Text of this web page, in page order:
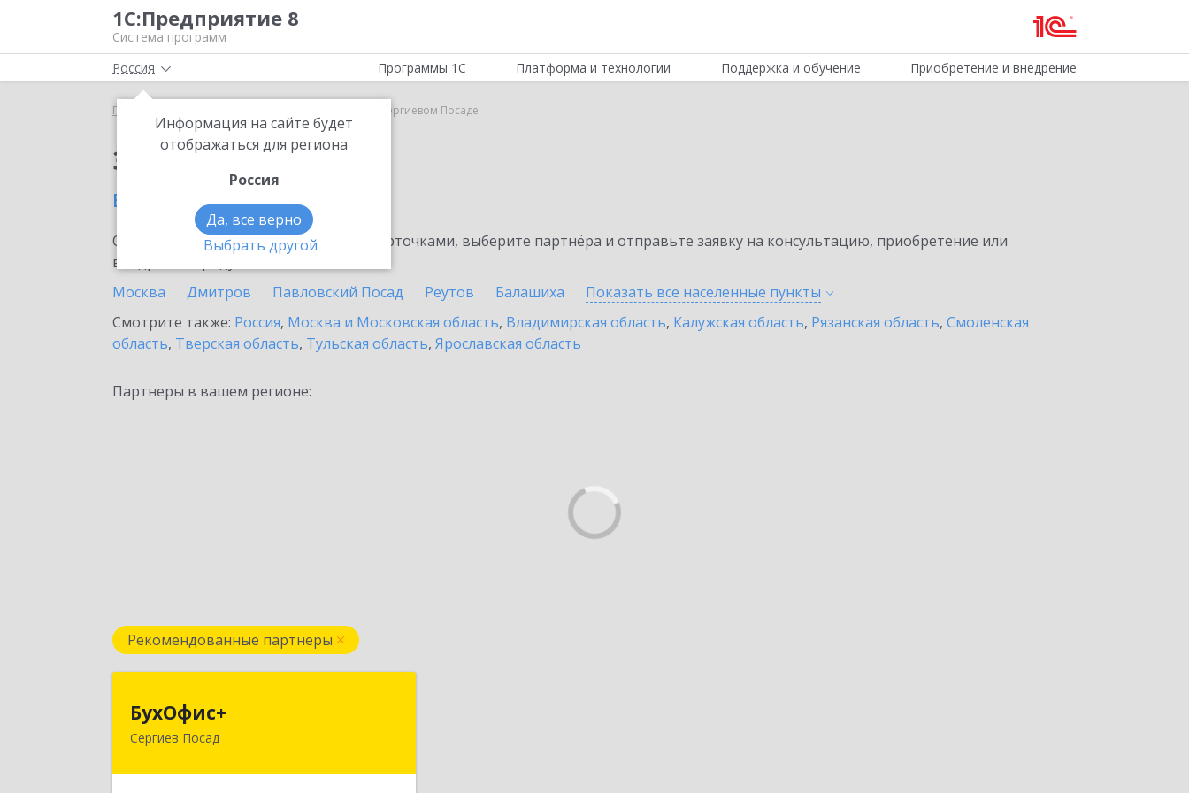
1С:Предприятие 8
Система программ
Россия
Информация на сайте будет
отображаться для региона
Россия
Да, все верно
Выбрать другой
Программы 1С Платформа и технологии Поддержка и обучение Приобретение и внедрение
Главная 1С:Share в Сергиевом Посаде
Заказать 1С:Share
в Сергиевом Посаде
Ознакомьтесь с информационными карточками, выберите партнёра и отправьте заявку на консультацию, приобретение или
внедрение продукта.
Москва
Дмитров Павловский Посад Реутов Балашиха Показать все населенные пункты
Смотрите также: Россия, Москва и Московская область, Владимирская область, Калужская область, Рязанская область, Смоленская
область, Тверская область, Тульская область, Ярославская область
Партнеры в вашем регионе:
Рекомендованные партнеры
БухОфис+
Сергиев Посад
141304, Московская обл, Сергиево-